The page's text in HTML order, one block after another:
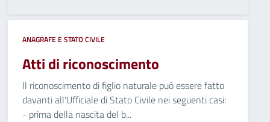
ANAGRAFE E STATO CIVILE
Atti di riconoscimento
Il riconoscimento di figlio naturale può essere fatto
davanti all'Ufficiale di Stato Civile nei seguenti casi:
- prima della nascita del b...